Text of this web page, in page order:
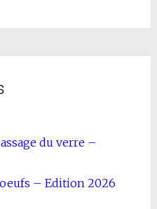
du verre –
– Edition 2026